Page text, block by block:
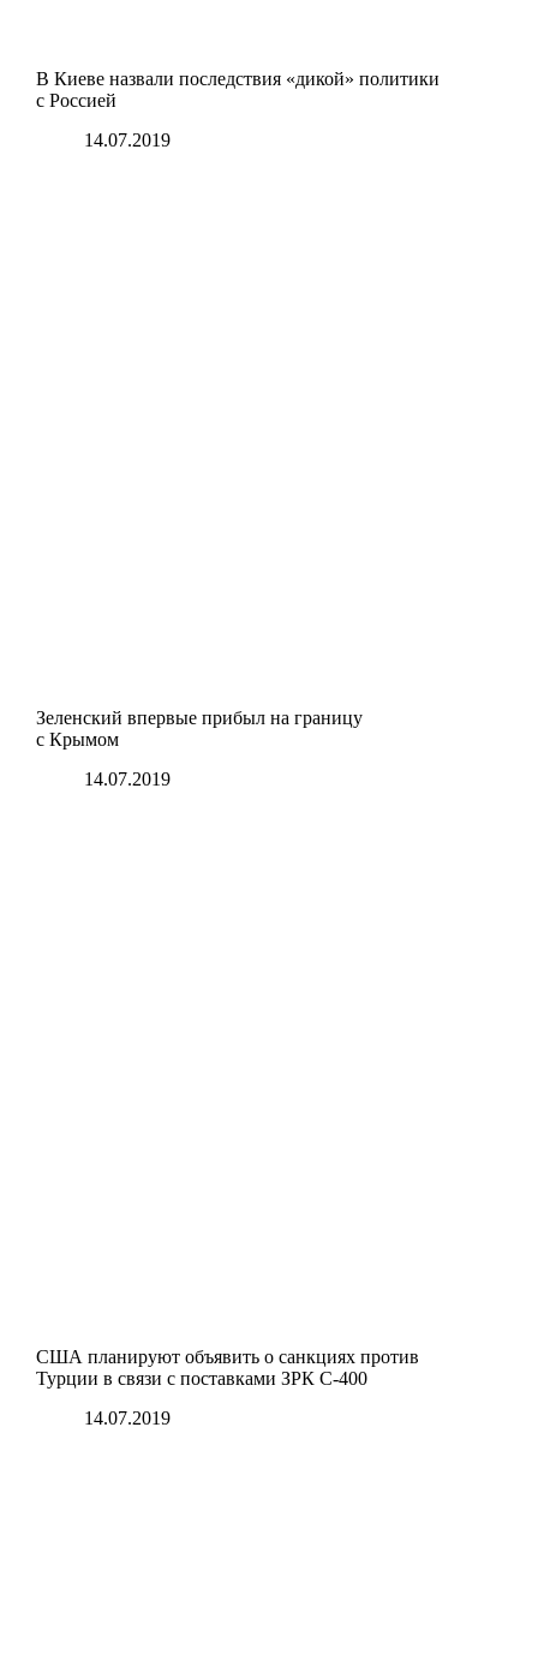
В Киеве назвали последствия «дикой» политики
с Россией
14.07.2019
Зеленский впервые прибыл на границу
с Крымом
14.07.2019
США планируют объявить о санкциях против
Турции в связи с поставками ЗРК С-400
14.07.2019